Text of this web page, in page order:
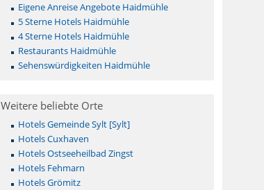
Eigene Anreise Angebote Haidmühle
5 Sterne Hotels Haidmühle
4 Sterne Hotels Haidmühle
Restaurants Haidmühle
Sehenswürdigkeiten Haidmühle
Weitere beliebte Orte
Hotels Gemeinde Sylt [Sylt]
Hotels Cuxhaven
Hotels Ostseeheilbad Zingst
Hotels Fehmarn
Hotels Grömitz